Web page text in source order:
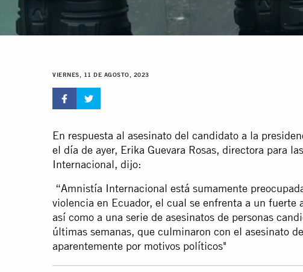
VIERNES, 11 DE AGOSTO, 2023
En respuesta al asesinato del candidato a la
el día de ayer, Erika Guevara Rosas, directora para
Internacional, dijo:
“Amnistía Internacional está sumamente
violencia en Ecuador, el cual se enfrenta a un fuerte
así como a una serie de asesinatos de personas
últimas semanas, que culminaron con el asesinato
aparentemente por motivos políticos"